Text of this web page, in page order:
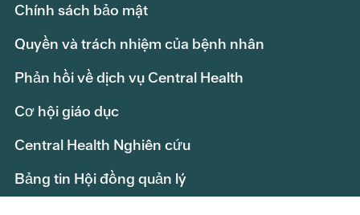
Chính sách bảo mật
Quyền và trách nhiệm của bệnh nhân
Phản hồi về dịch vụ Central Health
Cơ hội giáo dục
Central Health Nghiên cứu
Bảng tin Hội đồng quản lý